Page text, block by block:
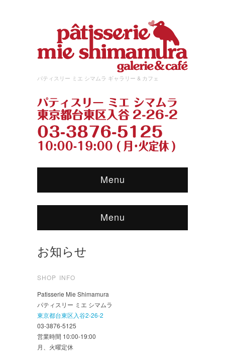
パティスリー ミエ シマムラ ギャラリー & カフェ
Menu
Menu
お知らせ
SHOP INFO
Patisserie Mie Shimamura
パティスリー ミエ シマムラ
東京都台東区入谷2-26-2
03-3876-5125
営業時間 10:00-19:00
月、火曜定休